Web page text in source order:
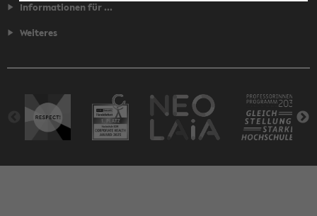
Informationen für ...
Weiteres